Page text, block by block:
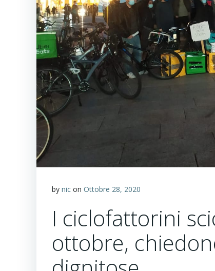
by nic on Ottobre 28, 2020
I ciclofattorini
ottobre,